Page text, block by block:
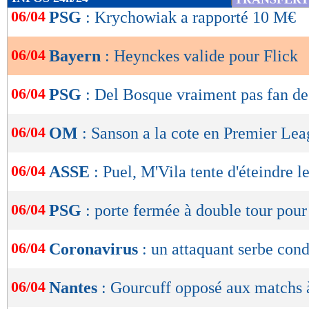
de
OK
06/04 PSG : Krychowiak a rapporté 10 M€
06/04 Bayern : Heynckes valide pour Flick
06/04 PSG : Del Bosque vraiment pas fan
06/04 OM : Sanson a la cote en Premier
06/04 ASSE : Puel, M'Vila tente d'éteindre
06/04 PSG : porte fermée à double tour
06/04 Coronavirus : un attaquant serbe
06/04 Nantes : Gourcuff opposé aux matchs